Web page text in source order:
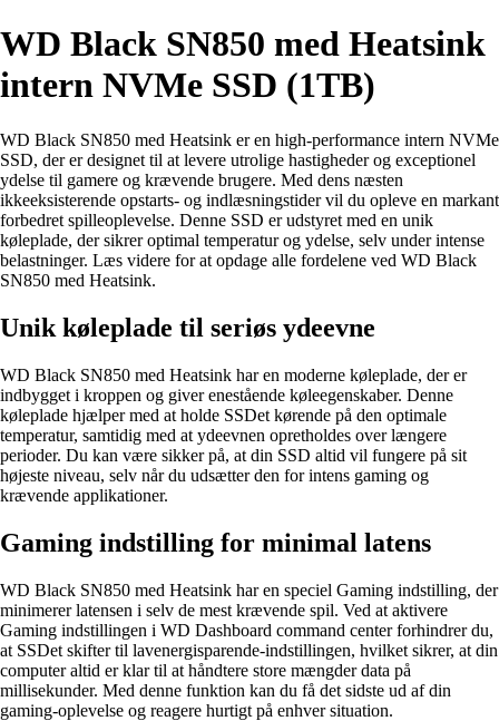
WD Black SN850 med Heatsink
intern NVMe SSD (1TB)
WD Black SN850 med Heatsink er en high-performance intern NVMe
SSD, der er designet til at levere utrolige hastigheder og exceptionel
ydelse til gamere og krævende brugere. Med dens næsten
ikkeeksisterende opstarts- og indlæsningstider vil du opleve en markant
forbedret spilleoplevelse. Denne SSD er udstyret med en unik
køleplade, der sikrer optimal temperatur og ydelse, selv under intense
belastninger. Læs videre for at opdage alle fordelene ved WD Black
SN850 med Heatsink.
Unik køleplade til seriøs ydeevne
WD Black SN850 med Heatsink har en moderne køleplade, der er
indbygget i kroppen og giver enestående køleegenskaber. Denne
køleplade hjælper med at holde SSDet kørende på den optimale
temperatur, samtidig med at ydeevnen opretholdes over længere
perioder. Du kan være sikker på, at din SSD altid vil fungere på sit
højeste niveau, selv når du udsætter den for intens gaming og
krævende applikationer.
Gaming indstilling for minimal latens
WD Black SN850 med Heatsink har en speciel Gaming indstilling, der
minimerer latensen i selv de mest krævende spil. Ved at aktivere
Gaming indstillingen i WD Dashboard command center forhindrer du,
at SSDet skifter til lavenergisparende-indstillingen, hvilket sikrer, at din
computer altid er klar til at håndtere store mængder data på
millisekunder. Med denne funktion kan du få det sidste ud af din
gaming-oplevelse og reagere hurtigt på enhver situation.